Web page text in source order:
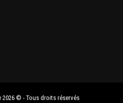
2026 © - Tous droits réservés